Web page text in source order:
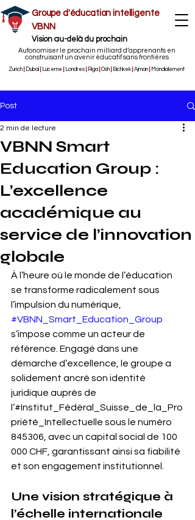
Groupe d'éducation intelligente
VBNN
Vision au-delà du prochain
Autonomiser le prochain milliard d’apprenants en
construisant un avenir éducatif sans frontières
Zurich Dubaï Lucerne Londres Riga Osh Bichkek Ajman Mondialement
Post
VBNN Smart
Education Group :
L’excellence
académique au
service de l’innovation
globale
2 min de lecture
À l’heure où le monde de l’éducation
se transforme radicalement sous
l’impulsion du numérique,
#VBNN_Smart_Education_Group
s’impose comme un acteur de
référence. Engagé dans une
démarche d’excellence, le groupe a
solidement ancré son identité
juridique auprès de
l’#Institut_Fédéral_Suisse_de_la_Pro
priété_Intellectuelle sous le numéro
845306, avec un capital social de 100
000 CHF, garantissant ainsi sa fiabilité
et son engagement institutionnel.
Une vision stratégique à
l’échelle internationale